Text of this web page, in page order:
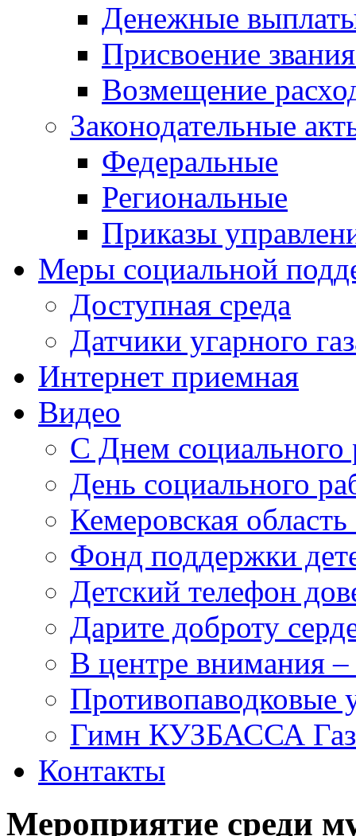
Денежные
Присвоение
Возмещение
Законодательные
Федеральные
Региональные
Приказы
Меры социальной
Доступная среда
Датчики угарного
Интернет приемная
Видео
С Днем социального
День социального
Кемеровская
Фонд поддержки
Детский телефон
Дарите доброту
В центре внимания –
Противопаводковые
Гимн КУЗБАССА
Контакты
Мероприятие среди